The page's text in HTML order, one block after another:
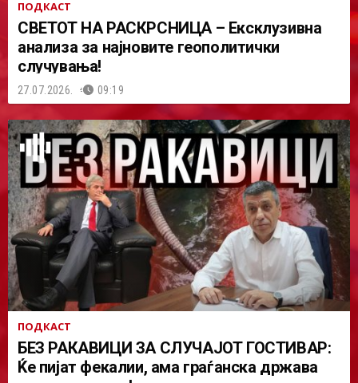
ПОДКАСТ
СВЕТОТ НА РАСКРСНИЦА – Ексклузивна
анализа за најновите геополитички
случувања!
27.07.2026. 09:19
ПОДКАСТ
БЕЗ РАКАВИЦИ ЗА СЛУЧАЈОТ ГОСТИВАР:
Ќе пијат фекалии, ама граѓанска држава